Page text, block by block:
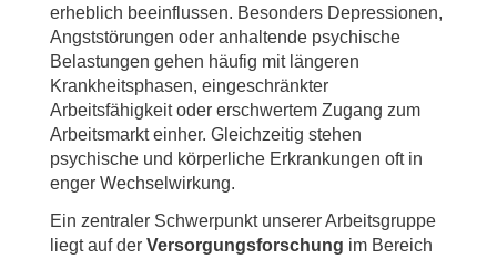
erheblich beeinflussen. Besonders Depressionen,
Angststörungen oder anhaltende psychische
Belastungen gehen häufig mit längeren
Krankheitsphasen, eingeschränkter
Arbeitsfähigkeit oder erschwertem Zugang zum
Arbeitsmarkt einher. Gleichzeitig stehen
psychische und körperliche Erkrankungen oft in
enger Wechselwirkung.
Ein zentraler Schwerpunkt unserer Arbeitsgruppe
liegt auf der Versorgungsforschung im Bereich